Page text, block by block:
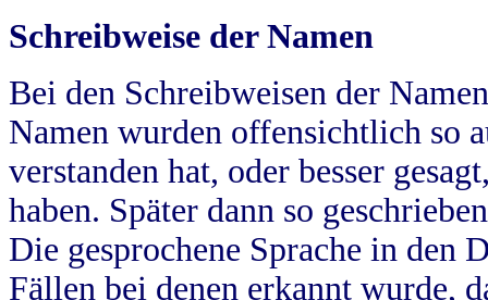
Schreibweise der Namen
Bei den Schreibweisen der
Namen wurden offensichtlich so
verstanden hat, oder besser
haben. Später dann so
Die gesprochene Sprache in
Fällen bei denen erkannt wurde,